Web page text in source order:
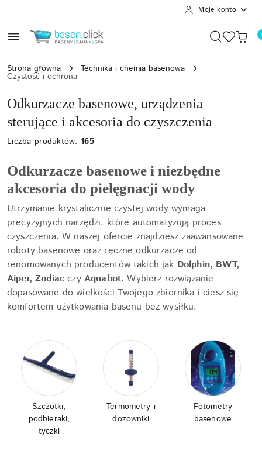
Moje konto
Strona główna Technika i chemia basenowa
Czystość i ochrona
Odkurzacze basenowe, urządzenia
sterujące i akcesoria do czyszczenia
Liczba produktów: 165
Odkurzacze basenowe i niezbędne
akcesoria do pielęgnacji wody
Utrzymanie krystalicznie czystej wody wymaga
precyzyjnych narzędzi, które automatyzują proces
czyszczenia. W naszej ofercie znajdziesz zaawansowane
roboty basenowe oraz ręczne odkurzacze od
renomowanych producentów takich jak Dolphin, BWT,
Aiper, Zodiac czy Aquabot. Wybierz rozwiązanie
dopasowane do wielkości Twojego zbiornika i ciesz się
komfortem użytkowania basenu bez wysiłku.
Szczotki,
podbieraki,
tyczki
Termometry i
dozowniki
Fotometry
basenowe